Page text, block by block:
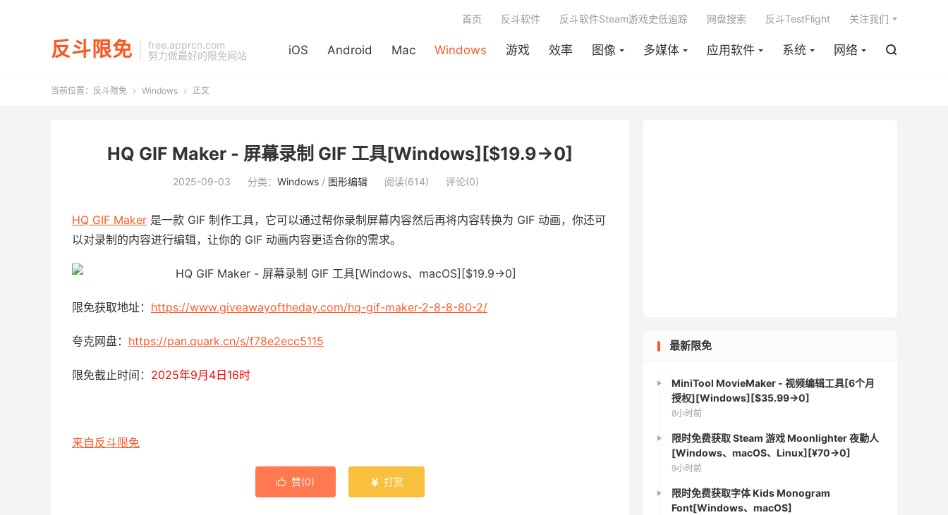
反斗限免
free.apprcn.com
努力做最好的限免网站
iOS Android Mac Windows 游戏 效率 图像 多媒体 应用软件 系统 网络 
首页 反斗软件 反斗软件Steam游戏史低追踪 网盘搜索 反斗TestFlight 关注我们
当前位置： 反斗限免  Windows  正文
HQ GIF Maker - 屏幕录制 GIF 工具[Windows][$19.9→0]
2025-09-03 分类： Windows / 图形编辑 阅读(614) 评论(0)
HQ GIF Maker 是一款 GIF 制作工具，它可以通过帮你录制屏幕内容然后再将内容转换为 GIF 动画，你还可
以对录制的内容进行编辑，让你的 GIF 动画内容更适合你的需求。
限免获取地址： https://www.giveawayoftheday.com/hq-gif-maker-2-8-8-80-2/
夸克网盘： https://pan.quark.cn/s/f78e2ecc5115
限免截止时间： 2025年9月4日16时
来自反斗限免
 赞(0)  打赏
最新限免
MiniTool MovieMaker - 视频编辑工具[6个月
授权][Windows][$35.99→0]
8小时前
限时免费获取 Steam 游戏 Moonlighter 夜勤人
[Windows、macOS、Linux][¥70→0]
9小时前
限时免费获取字体 Kids Monogram
Font[Windows、macOS]